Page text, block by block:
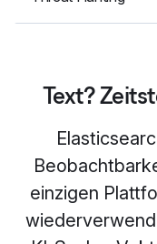
Text?
einzigen